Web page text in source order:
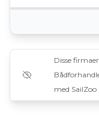
Disse
med SailZoo